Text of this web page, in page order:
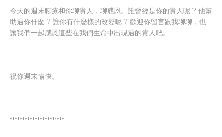
今天的週末聊療和你聊貴人，聊感恩。誰曾經是你的貴人呢 ? 他幫
助過你什麼 ? 讓你有什麼樣的改變呢 ? 歡迎你留言跟我聊聊，也
讓我們一起感恩這些在我們生命中出現過的貴人吧。
祝你週末愉快。
**********************